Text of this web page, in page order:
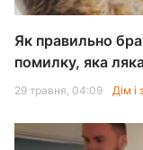
Як правильно
помилку, яка
29 травня, 04:09 Дім і